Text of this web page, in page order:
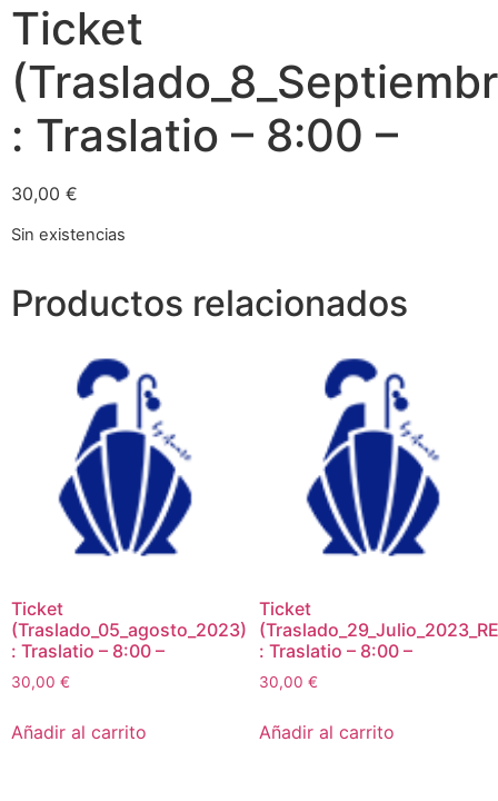
Ticket
: Traslatio – 8:00 –
30,00 €
Sin existencias
Productos relacionados
Ticket
(Traslado_05_agosto_2023)
: Traslatio – 8:00 –
30,00 €
Añadir al carrito
Ticket
: Traslatio – 8:00 –
30,00 €
Añadir al carrito